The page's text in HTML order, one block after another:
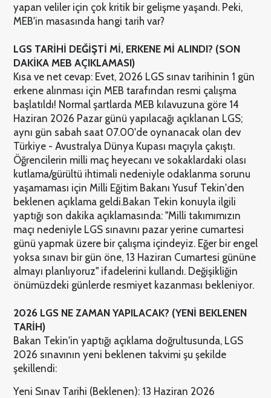
yapan veliler için çok kritik bir gelişme yaşandı. Peki,
MEB'in masasında hangi tarih var?
LGS TARİHİ DEĞİŞTİ Mİ, ERKENE Mİ ALINDI? (SON
DAKİKA MEB AÇIKLAMASI)
Kısa ve net cevap: Evet, 2026 LGS sınav tarihinin 1 gün
erkene alınması için MEB tarafından resmi çalışma
başlatıldı! Normal şartlarda MEB kılavuzuna göre 14
Haziran 2026 Pazar günü yapılacağı açıklanan LGS;
aynı gün sabah saat 07.00'de oynanacak olan dev
Türkiye - Avustralya Dünya Kupası maçıyla çakıştı.
Öğrencilerin milli maç heyecanı ve sokaklardaki olası
kutlama/gürültü ihtimali nedeniyle odaklanma sorunu
yaşamaması için Milli Eğitim Bakanı Yusuf Tekin'den
beklenen açıklama geldi.Bakan Tekin konuyla ilgili
yaptığı son dakika açıklamasında: "Milli takımımızın
maçı nedeniyle LGS sınavını pazar yerine cumartesi
günü yapmak üzere bir çalışma içindeyiz. Eğer bir engel
yoksa sınavı bir gün öne, 13 Haziran Cumartesi gününe
almayı planlıyoruz" ifadelerini kullandı. Değişikliğin
önümüzdeki günlerde resmiyet kazanması bekleniyor.
2026 LGS NE ZAMAN YAPILACAK? (YENİ BEKLENEN
TARİH)
Bakan Tekin'in yaptığı açıklama doğrultusunda, LGS
2026 sınavının yeni beklenen takvimi şu şekilde
şekillendi:
Yeni Sınav Tarihi (Beklenen): 13 Haziran 2026